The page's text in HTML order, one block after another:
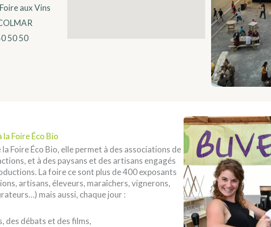
aux Vins
50 50
Foire Éco Bio
Foire Éco Bio, elle permet à des associations de
et à des paysans et des artisans engagés
La foire ce sont plus de 400 exposants
artisans, éleveurs, maraîchers, vignerons,
mais aussi, chaque jour :
des débats et des films,